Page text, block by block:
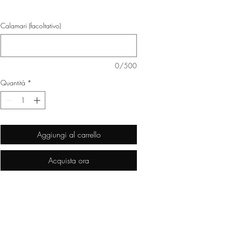
Calamari (facoltativo)
0/500
Quantità *
Aggiungi al carrello
Acquista ora